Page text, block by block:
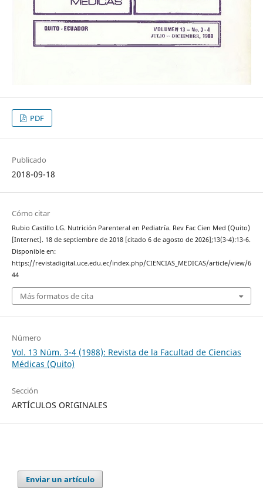
PDF
Publicado
2018-09-18
Cómo citar
Rubio Castillo LG. Nutrición Parenteral en Pediatría. Rev Fac Cien Med (Quito)
[Internet]. 18 de septiembre de 2018 [citado 6 de agosto de 2026];13(3-4):13-6.
Disponible en:
https://revistadigital.uce.edu.ec/index.php/CIENCIAS_MEDICAS/article/view/6
44
Más formatos de cita
Número
Vol. 13 Núm. 3-4 (1988): Revista de la Facultad de Ciencias
Médicas (Quito)
Sección
ARTÍCULOS ORIGINALES
Enviar un artículo